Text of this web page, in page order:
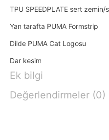
TPU SPEEDPLATE sert zemin/
Yan tarafta PUMA Formstrip
Dilde PUMA Cat Logosu
Dar kesim
Ek bilgi
Değerlendirmeler (0)